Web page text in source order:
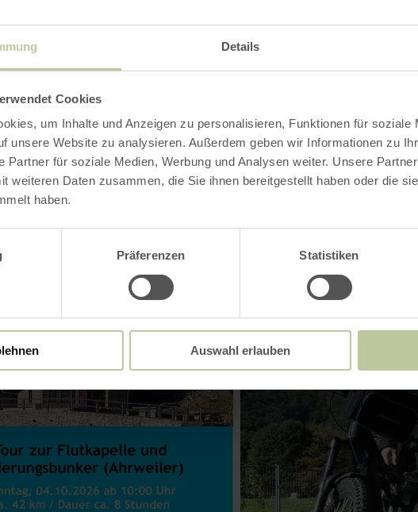
Details
Cookies
um Inhalte und Anzeigen zu personalisieren, Funktionen für soziale
unsere Website zu analysieren. Außerdem geben wir Informationen zu
Partner für soziale Medien, Werbung und Analysen weiter. Unsere
weiteren Daten zusammen, die Sie ihnen bereitgestellt haben oder die
haben.
Präferenzen Statistiken
Auswahl erlauben
können zusätzlich Extratermine vereinbart
Impressionen